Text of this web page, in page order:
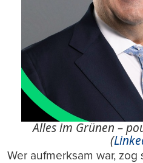
Alles im Grünen –
(
Wer aufmerksam war,